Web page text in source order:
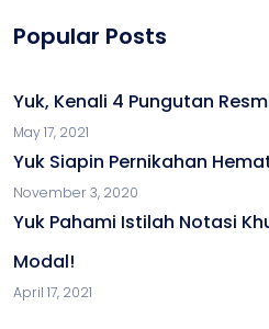
Popular Posts
Yuk, Kenali 4 Pungutan
May 17, 2021
Yuk Siapin Pernikahan
November 3, 2020
Yuk Pahami Istilah Notasi
Modal!
April 17, 2021